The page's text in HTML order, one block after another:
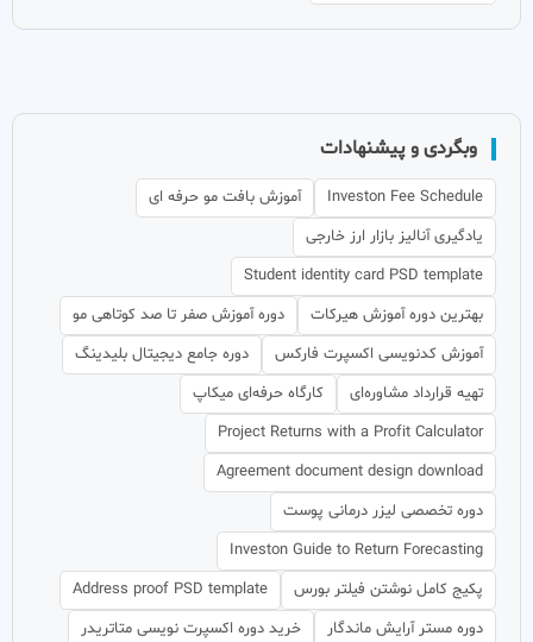
وبگردی و پیشنهادات
Investon Fee Schedule
آموزش بافت مو حرفه ای
یادگیری آنالیز بازار ارز خارجی
Student identity card PSD template
بهترین دوره آموزش هیرکات
دوره آموزش صفر تا صد کوتاهی مو
آموزش کدنویسی اکسپرت فارکس
دوره جامع دیجیتال بلیدینگ
تهیه قرارداد مشاوره‌ای
کارگاه حرفه‌ای میکاپ
Project Returns with a Profit Calculator
Agreement document design download
دوره تخصصی لیزر درمانی پوست
Investon Guide to Return Forecasting
پکیج کامل نوشتن فیلتر بورس
Address proof PSD template
دوره مستر آرایش ماندگار
خرید دوره اکسپرت نویسی متاتریدر